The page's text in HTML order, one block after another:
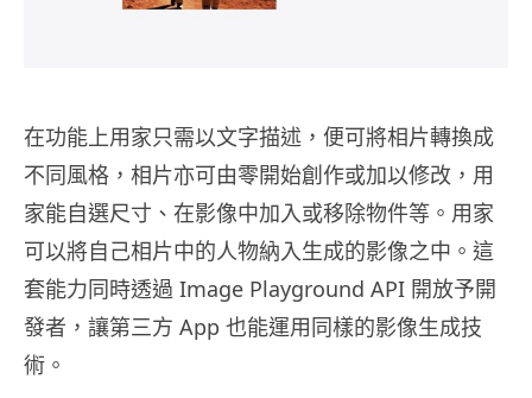
在功能上用家只需以文字描述，便可將相片轉換成
不同風格，相片亦可由零開始創作或加以修改，用
家能自選尺寸、在影像中加入或移除物件等。用家
可以將自己相片中的人物納入生成的影像之中。這
套能力同時透過 Image Playground API 開放予開
發者，讓第三方 App 也能運用同樣的影像生成技
術。